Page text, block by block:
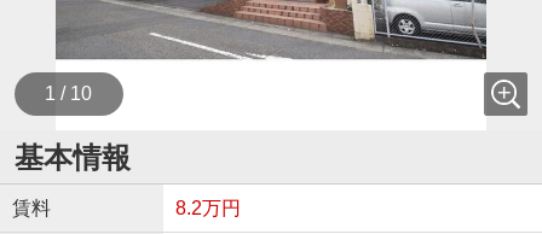
1 / 10
基本情報
賃料 8.2万円